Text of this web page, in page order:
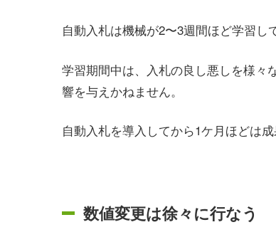
自動入札は機械が2〜3週間ほど学習し
学習期間中は、入札の良し悪しを様々
響を与えかねません。
自動入札を導入してから1ケ月ほどは
数値変更は徐々に行なう